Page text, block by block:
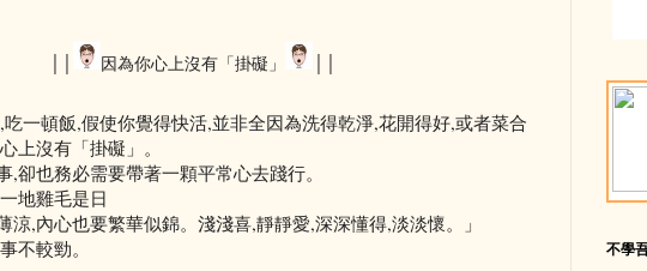
因為你心上沒有「掛礙」
一頓飯,假使你覺得快活,並非全因為洗得乾淨,花開得好,或者菜合
上沒有「掛礙」。
,卻也務必需要帶著一顆平常心去踐行。
地雞毛是日
涼,內心也要繁華似錦。淺淺喜,靜靜愛,深深懂得,淡淡懷。」
不較勁。
不學